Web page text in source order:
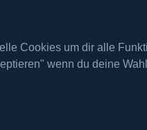
Cookies um dir alle
wenn du deine